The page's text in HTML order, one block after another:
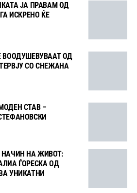
ЈА ПРАВАМ ОД
ИСКРЕНО ЌЕ
ВООДУШЕВУВААТ ОД
СО СНЕЖАНА
СТАВ –
НАЧИН НА ЖИВОТ:
ЃОРЕСКА ОД
УНИКАТНИ